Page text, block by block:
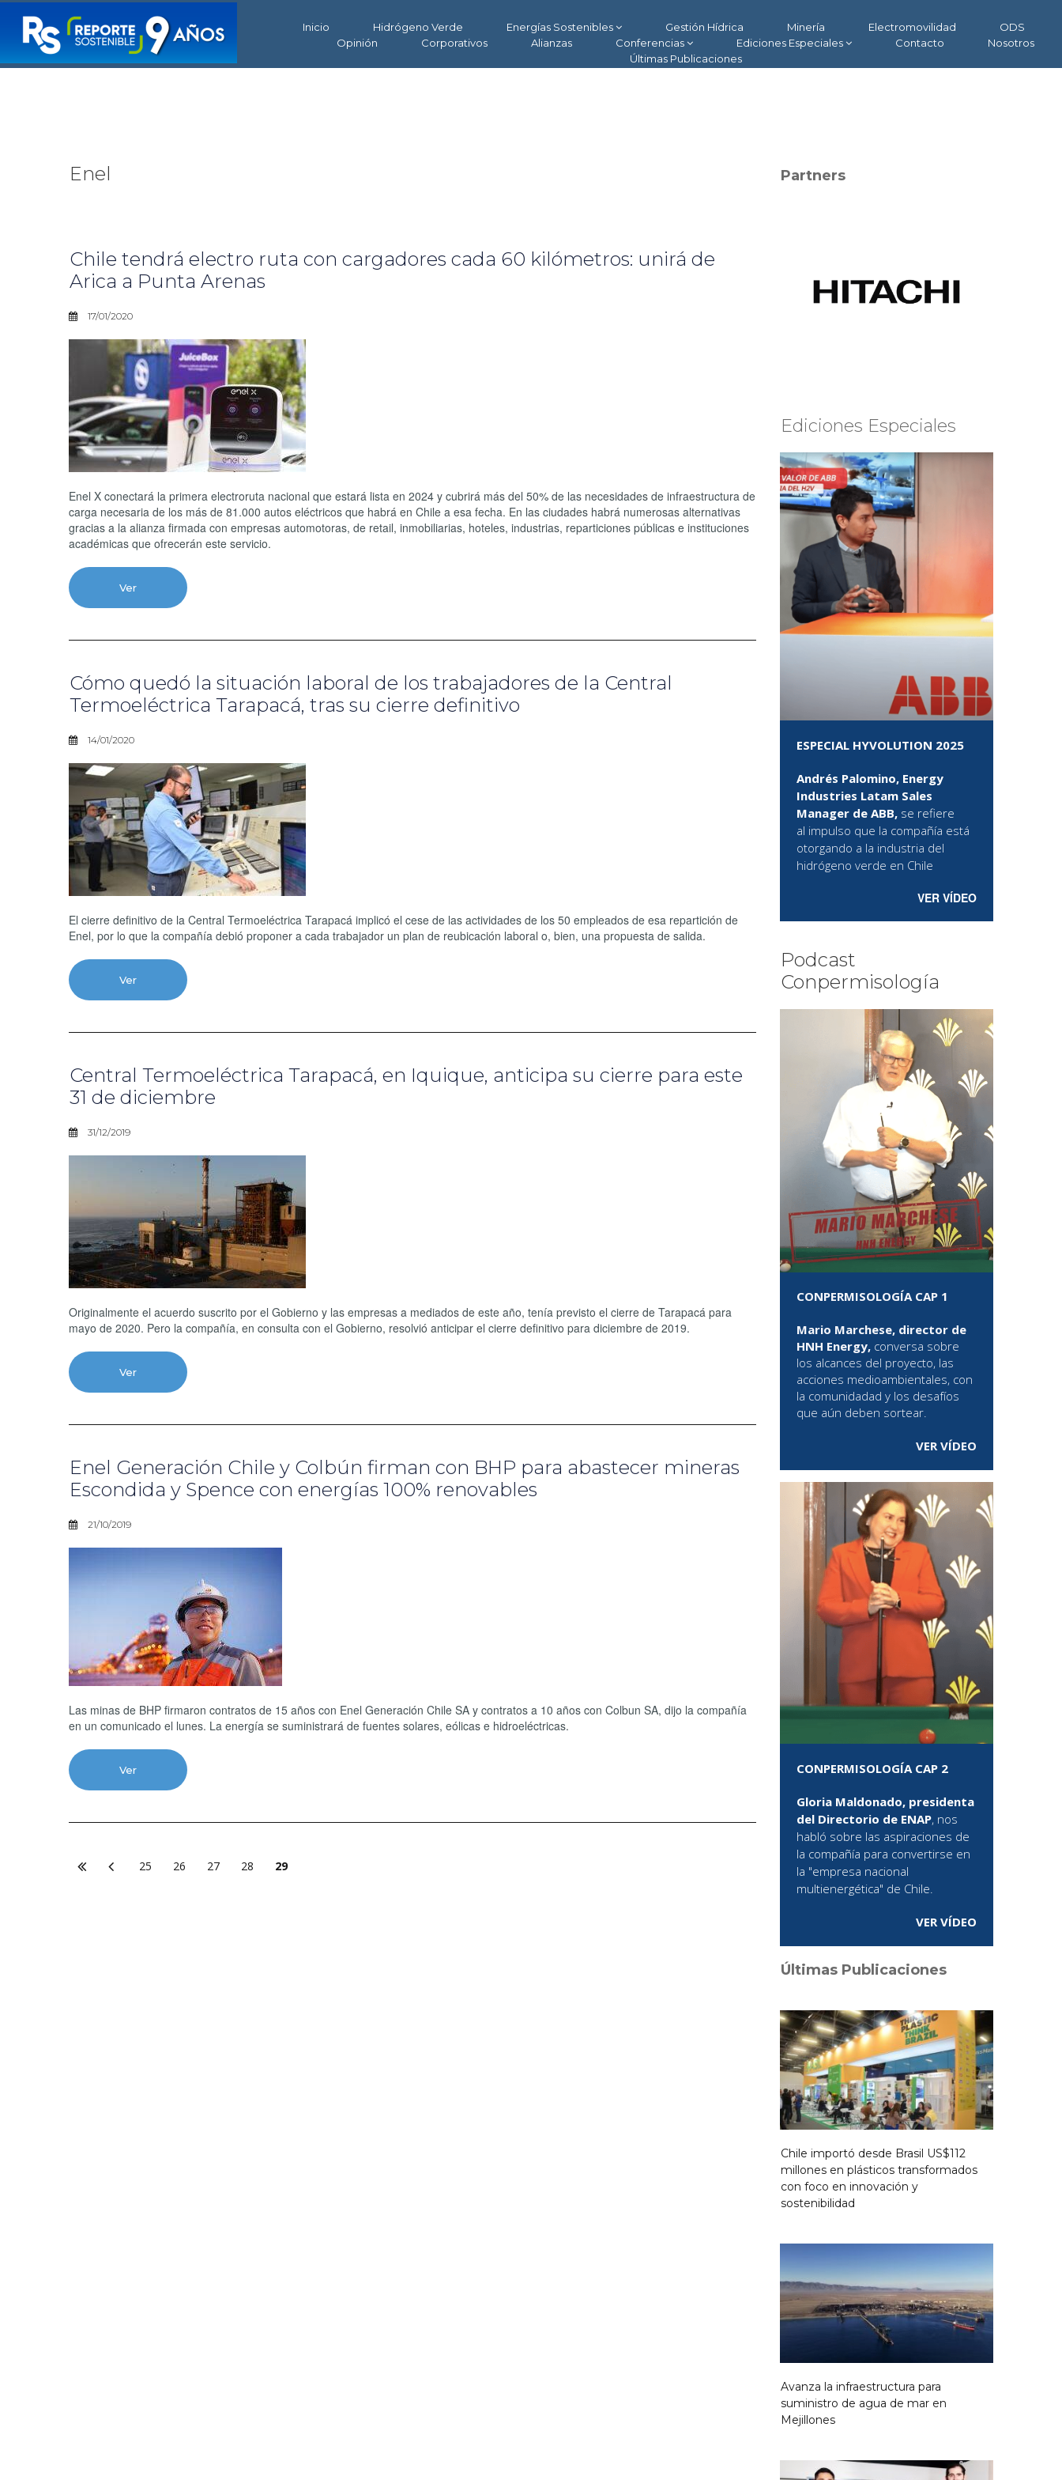
Inicio Hidrógeno Verde Energías Sostenibles Gestión Hídrica Minería Electromovilidad
ODS
Opinión
Corporativos Alianzas Conferencias Ediciones Especiales Contacto
Nosotros
Últimas Publicaciones
Enel
Chile tendrá electro ruta con cargadores cada 60 kilómetros: unirá de
Arica a Punta Arenas
17/01/2020
Enel X conectará la primera electroruta nacional que estará lista en 2024 y cubrirá más del 50% de las necesidades de infraestructura de
carga necesaria de los más de 81.000 autos eléctricos que habrá en Chile a esa fecha. En las ciudades habrá numerosas alternativas
gracias a la alianza firmada con empresas automotoras, de retail, inmobiliarias, hoteles, industrias, reparticiones públicas e instituciones
académicas que ofrecerán este servicio.
Ver
Cómo quedó la situación laboral de los trabajadores de la Central
Termoeléctrica Tarapacá, tras su cierre definitivo
14/01/2020
El cierre definitivo de la Central Termoeléctrica Tarapacá implicó el cese de las actividades de los 50 empleados de esa repartición de
Enel, por lo que la compañía debió proponer a cada trabajador un plan de reubicación laboral o, bien, una propuesta de salida.
Ver
Central Termoeléctrica Tarapacá, en Iquique, anticipa su cierre para este
31 de diciembre
31/12/2019
Originalmente el acuerdo suscrito por el Gobierno y las empresas a mediados de este año, tenía previsto el cierre de Tarapacá para
mayo de 2020. Pero la compañía, en consulta con el Gobierno, resolvió anticipar el cierre definitivo para diciembre de 2019.
Ver
Enel Generación Chile y Colbún firman con BHP para abastecer mineras
Escondida y Spence con energías 100% renovables
21/10/2019
Las minas de BHP firmaron contratos de 15 años con Enel Generación Chile SA y contratos a 10 años con Colbun SA, dijo la compañía
en un comunicado el lunes. La energía se suministrará de fuentes solares, eólicas e hidroeléctricas.
Ver
25 26 27 28 29
Partners
Ediciones Especiales
ESPECIAL HYVOLUTION 2025
Andrés Palomino, Energy
Industries Latam Sales
Manager de ABB, se refiere
al impulso que la compañía está
otorgando a la industria del
hidrógeno verde en Chile
VER VÍDEO
Podcast
Conpermisología
CONPERMISOLOGÍA CAP 1
Mario Marchese, director de
HNH Energy, conversa sobre
los alcances del proyecto, las
acciones medioambientales, con
la comunidadad y los desafíos
que aún deben sortear.
VER VÍDEO
CONPERMISOLOGÍA CAP 2
Gloria Maldonado, presidenta
del Directorio de ENAP, nos
habló sobre las aspiraciones de
la compañía para convertirse en
la "empresa nacional
multienergética" de Chile.
VER VÍDEO
Últimas Publicaciones
Chile importó desde Brasil US$112
millones en plásticos transformados
con foco en innovación y
sostenibilidad
Avanza la infraestructura para
suministro de agua de mar en
Mejillones